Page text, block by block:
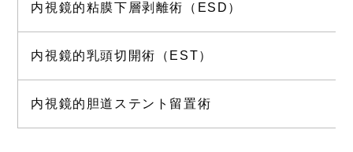
内視鏡的粘膜下層剥離術（ESD）
内視鏡的乳頭切開術（EST）
内視鏡的胆道ステント留置術